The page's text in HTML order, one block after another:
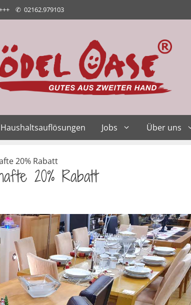
✆ 02162.979103
Haushaltsauflösungen Jobs Über uns
20% Rabatt
20% Rabatt